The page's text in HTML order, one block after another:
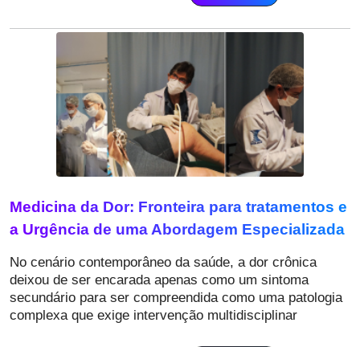
Medicina da Dor: Fronteira para tratamentos e
a Urgência de uma Abordagem Especializada
No cenário contemporâneo da saúde, a dor crônica
deixou de ser encarada apenas como um sintoma
secundário para ser compreendida como uma patologia
complexa que exige intervenção multidisciplinar